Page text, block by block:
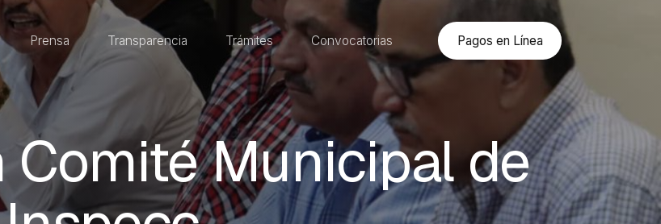
Prensa Transparencia Trámites Convocatorias Pagos en Línea
Municipal de